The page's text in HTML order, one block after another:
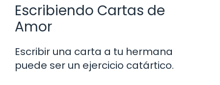
Escribiendo Cartas de
Amor
Escribir una carta a tu hermana
puede ser un ejercicio catártico.